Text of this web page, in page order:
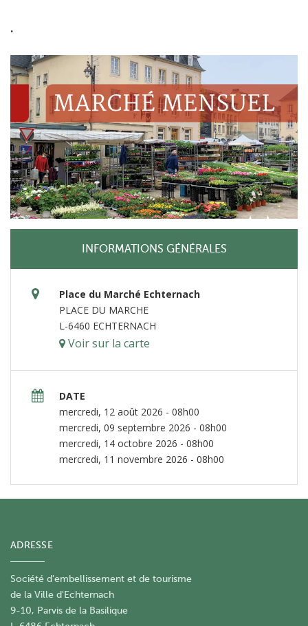
.
INFORMATIONS GÉNÉRALES
Place du Marché Echternach
PLACE DU MARCHE
L-6460 ECHTERNACH
Voir sur la carte
DATE
mercredi, 12 août 2026 - 08h00
mercredi, 09 septembre 2026 - 08h00
mercredi, 14 octobre 2026 - 08h00
mercredi, 11 novembre 2026 - 08h00
ADRESSE
Société d'embellissement et de tourisme
​de la Ville d'Echternach
9-10, Parvis de la Basilique